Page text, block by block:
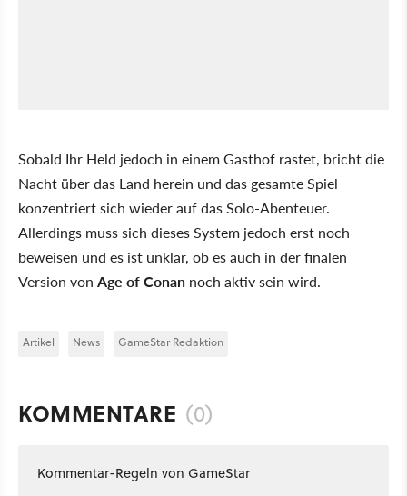
Sobald Ihr Held jedoch in einem Gasthof rastet, bricht die
Nacht über das Land herein und das gesamte Spiel
konzentriert sich wieder auf das Solo-Abenteuer.
Allerdings muss sich dieses System jedoch erst noch
beweisen und es ist unklar, ob es auch in der finalen
Version von Age of Conan noch aktiv sein wird.
Artikel News GameStar Redaktion
KOMMENTARE (0)
Kommentar-Regeln von GameStar